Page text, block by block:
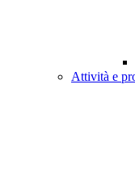
Attività e